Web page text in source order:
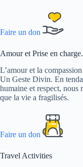
Faire un don
Amour et Prise en charge.
L’amour et la
Un Geste Divin. En
humaine et respect, nous
que la vie a fragilisés.
Faire un don
Travel Activities